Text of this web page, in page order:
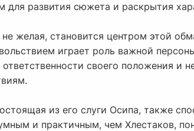
для развития сюжета и раскрытия
не желая, становится центром этой
играет роль важной
своего положения и
из его слуги Осипа, также
и практичным, чем Хлестаков,